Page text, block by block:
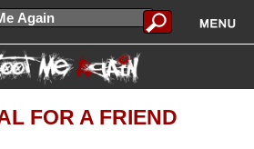
FOR A FRIEND